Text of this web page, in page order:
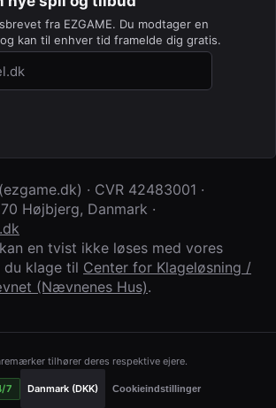
fra EZGAME. Du modtager en
kan til enhver tid framelde dig gratis.
feltet stå tomt)
(ezgame.dk) · CVR 42483001 ·
Højbjerg, Danmark ·
en tvist ikke løses med vores
du klage til Center for Klageløsning /
(Nævnenes Hus).
tilhører deres respektive ejere.
7 Danmark (DKK) Cookieindstillinger